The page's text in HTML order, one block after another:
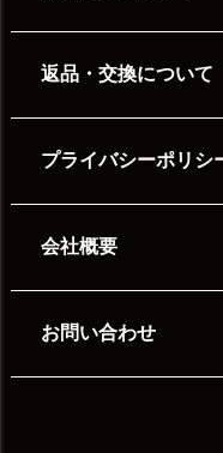
返品・交換について
プライバシーポリシ
会社概要
お問い合わせ